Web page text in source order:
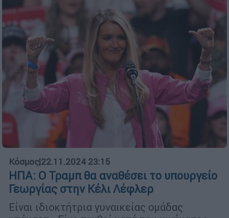
Κόσμος|22.11.2024 23:15
ΗΠΑ: Ο Τραμπ θα αναθέσει το υπουργείο
Γεωργίας στην Κέλι Λέφλερ
Είναι ιδιοκτήτρια γυναικείας ομάδας